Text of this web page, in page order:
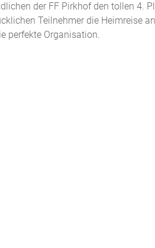
der FF Pirkhof den tollen 4.
Teilnehmer die Heimreise
perfekte Organisation.